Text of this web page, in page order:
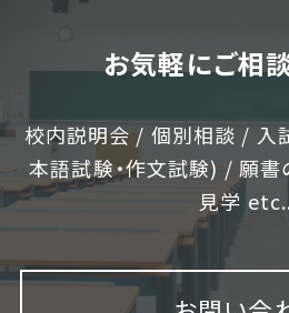
お気軽にご相
校内説明会 / 個別相談 / 入
本語試験・作文試験) / 願
見学